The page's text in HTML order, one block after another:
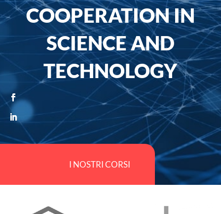
COOPERATION IN
SCIENCE AND
TECHNOLOGY
I NOSTRI CORSI